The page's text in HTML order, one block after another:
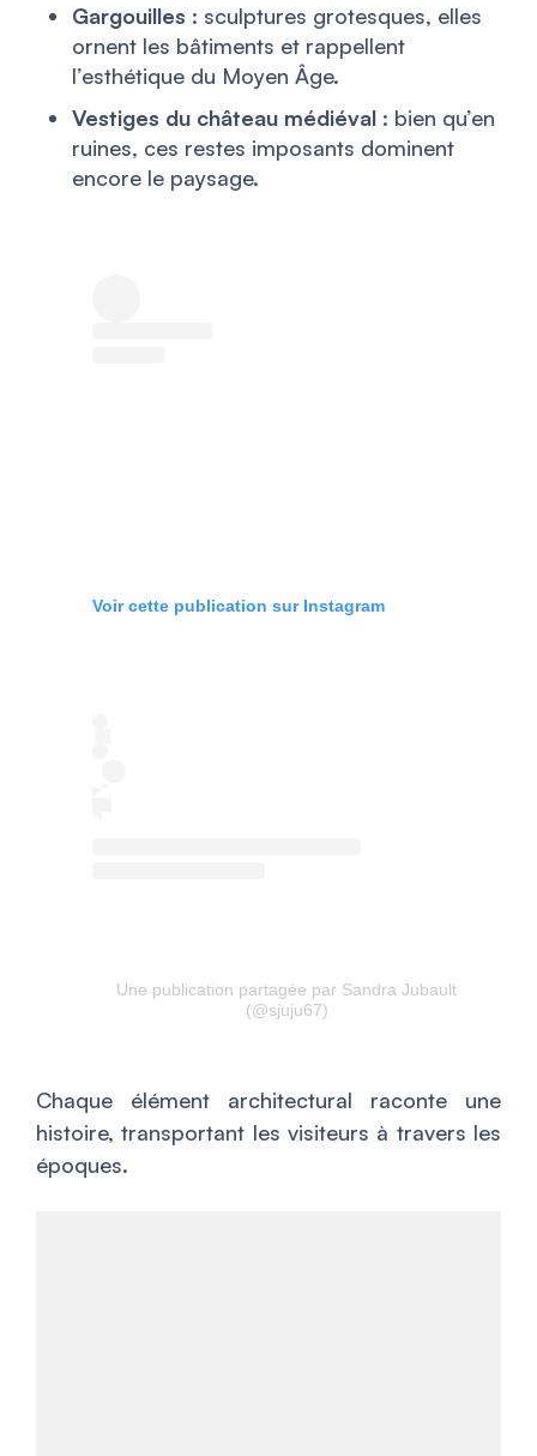
Gargouilles : sculptures grotesques, elles
ornent les bâtiments et rappellent
l’esthétique du Moyen Âge.
Vestiges du château médiéval : bien qu’en
ruines, ces restes imposants dominent
encore le paysage.
Voir cette publication sur Instagram
Une publication partagée par Sandra Jubault
(@sjuju67)
Chaque élément architectural raconte une
histoire, transportant les visiteurs à travers les
époques.